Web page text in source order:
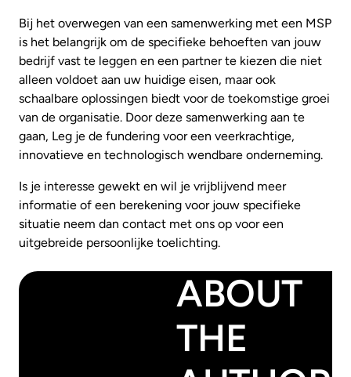
Bij het overwegen van een samenwerking met een MSP
is het belangrijk om de specifieke behoeften van jouw
bedrijf vast te leggen en een partner te kiezen die niet
alleen voldoet aan uw huidige eisen, maar ook
schaalbare oplossingen biedt voor de toekomstige groei
van de organisatie. Door deze samenwerking aan te
gaan, Leg je de fundering voor een veerkrachtige,
innovatieve en technologisch wendbare onderneming.
Is je interesse gewekt en wil je vrijblijvend meer
informatie of een berekening voor jouw specifieke
situatie neem dan contact met ons op voor een
uitgebreide persoonlijke toelichting.
ABOUT
THE